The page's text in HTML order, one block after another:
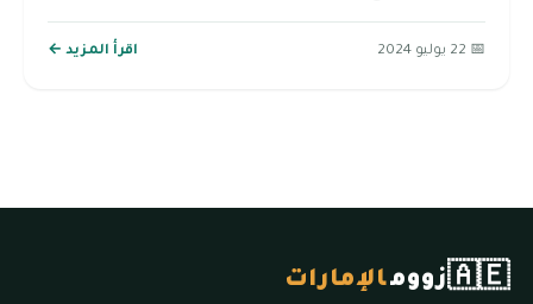
📅 22 يوليو 2024 اقرأ المزيد ←
🇦🇪زوومالإمارات